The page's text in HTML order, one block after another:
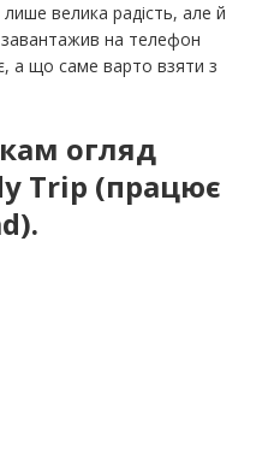
велика радість, але й
на телефон
а що саме варто взяти з
огляд
Trip (працює